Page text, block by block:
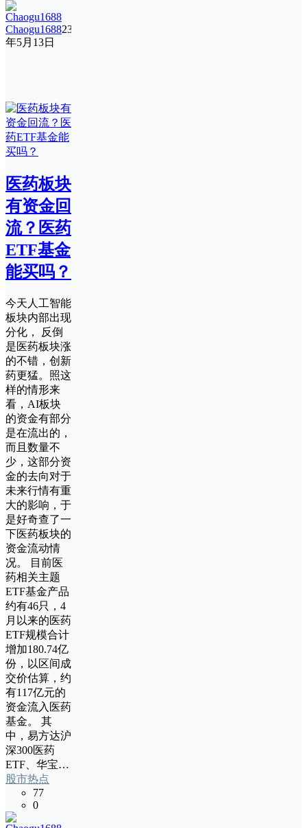
Chaogu168823
年5月13日
医药板块
有资金回
流？医药
ETF基金
能买吗？
今天人工智能
板块内部出现
分化， 反倒
是医药板块涨
的不错，创新
药更猛。照这
样的情形来
看，AI板块
的资金有部分
是在流出的，
而且数量不
少，这部分资
金的去向对于
未来行情有重
大的影响，于
是好奇查了一
下医药板块的
资金流动情
况。 目前医
药相关主题
ETF基金产品
约有46只，4
月以来的医药
ETF规模合计
增加180.74亿
份，以区间成
交价估算，约
有117亿元的
资金流入医药
基金。 其
中，易方达沪
深300医药
ETF、华宝…
股市热点
77
0